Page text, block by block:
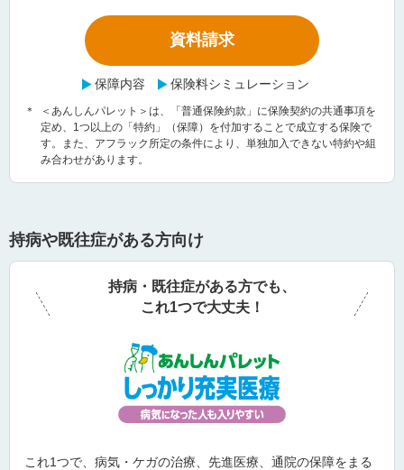
資料請求
保障内容 保険料シミュレーション
＊
＜あんしんパレット＞は、「普通保険約款」に保険契約の共通事項を
定め、1つ以上の「特約」（保障）を付加することで成立する保険で
す。また、アフラック所定の条件により、単独加入できない特約や組
み合わせがあります。
持病や既往症がある方向け
持病・既往症がある方でも、
これ1つで大丈夫！
これ1つで、病気・ケガの治療、先進医療、通院の保障をまる